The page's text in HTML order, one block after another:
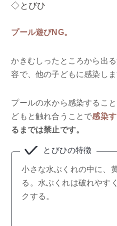
◇とびひ
プール遊びNG。
かきむしったところから出
容で、他の子どもに感染しま
プールの水から感染するこ
どもと触れ合うことで感染
るまでは禁止です。
とびひの特徴
小さな水ぶくれの中に、
る。水ぶくれは破れやす
クする。